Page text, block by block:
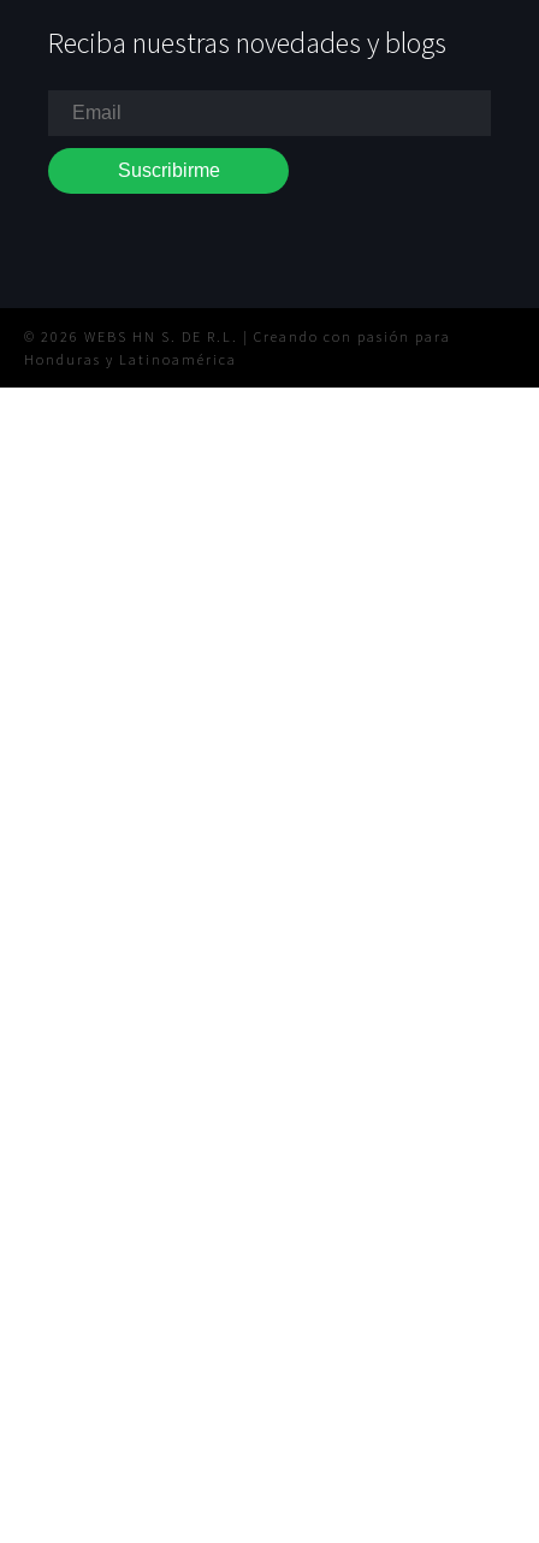
Reciba nuestras novedades y blogs
© 2026 WEBS HN S. DE R.L. | Creando con pasión para
Honduras y Latinoamérica